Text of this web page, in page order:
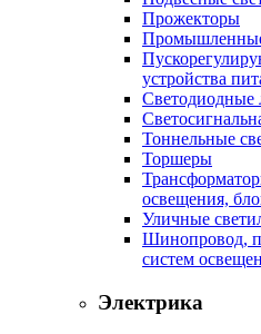
Прожекторы
устройства
Светодиодные
Тоннельные
Торшеры
освещения,
Уличные
Шинопровод,
систем
Электрика